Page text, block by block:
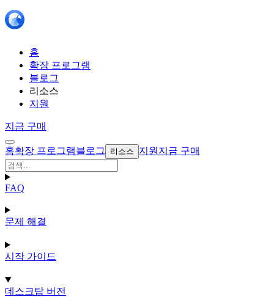
홈
확장 프로그램
블로그
리소스
지원
지금 구매
홈확장 프로그램블로그 리소스 지원 지금 구매
FAQ
문제 해결
시작 가이드
데스크탑 버전